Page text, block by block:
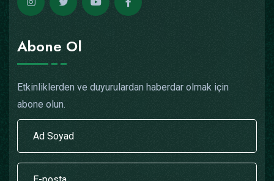
Abone Ol
Etkinliklerden ve duyurulardan haberdar olmak için
abone olun.